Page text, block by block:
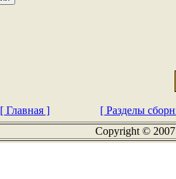
[ Главная ]
[ Разделы
Copyright ©